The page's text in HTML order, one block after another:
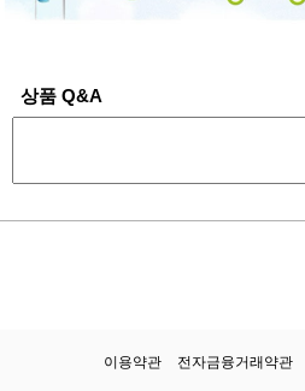
상품 Q&A
이용약관 전자금융거래약관